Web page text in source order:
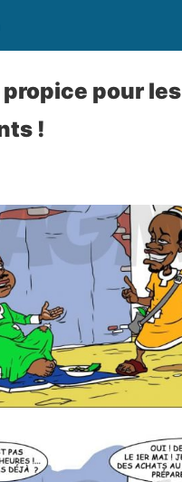
propice pour les
!